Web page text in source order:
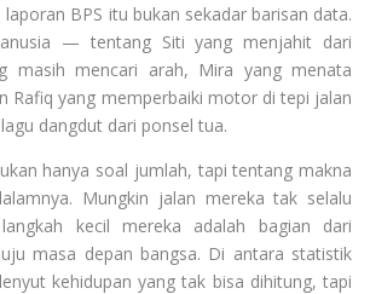
BPS itu bukan sekadar barisan data.
— tentang Siti yang menjahit dari
masih mencari arah, Mira yang menata
Rafiq yang memperbaiki motor di tepi jalan
dangdut dari ponsel tua.
hanya soal jumlah, tapi tentang makna
Mungkin jalan mereka tak selalu
kecil mereka adalah bagian dari
masa depan bangsa. Di antara statistik
kehidupan yang tak bisa dihitung, tapi